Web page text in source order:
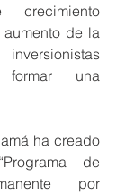
de la
formar una
ha creado
de
por